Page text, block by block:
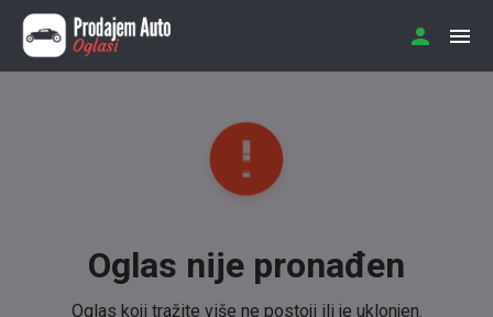
Oglas nije pronađen
Oglas koji tražite više ne postoji ili je uklonjen.